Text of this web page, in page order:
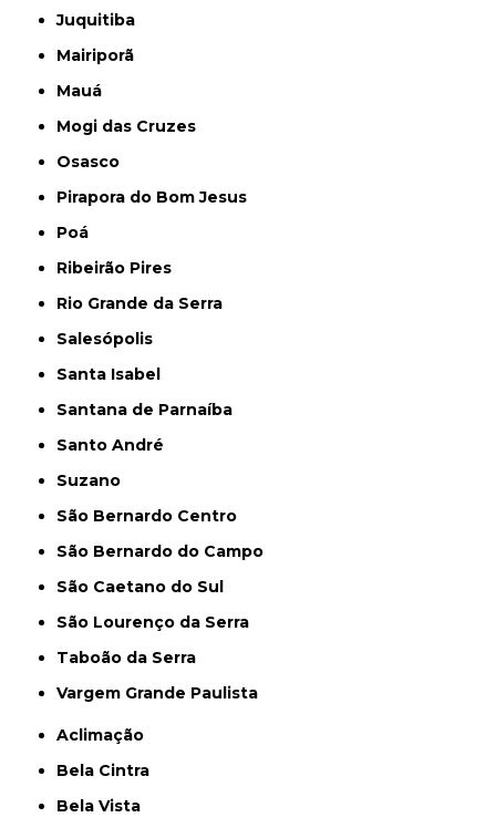
Juquitiba
Mairiporã
Mauá
Mogi das Cruzes
Osasco
Pirapora do Bom Jesus
Poá
Ribeirão Pires
Rio Grande da Serra
Salesópolis
Santa Isabel
Santana de Parnaíba
Santo André
Suzano
São Bernardo Centro
São Bernardo do Campo
São Caetano do Sul
São Lourenço da Serra
Taboão da Serra
Vargem Grande Paulista
Aclimação
Bela Cintra
Bela Vista